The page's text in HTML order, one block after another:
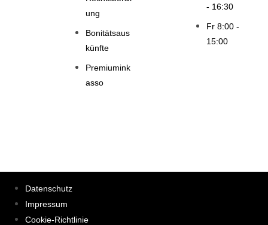
ung
Bonitätsaus
künfte
Premiumink
asso
- 16:30
Fr 8:00 -
15:00
Datenschutz
Impressum
Cookie-Richtlinie